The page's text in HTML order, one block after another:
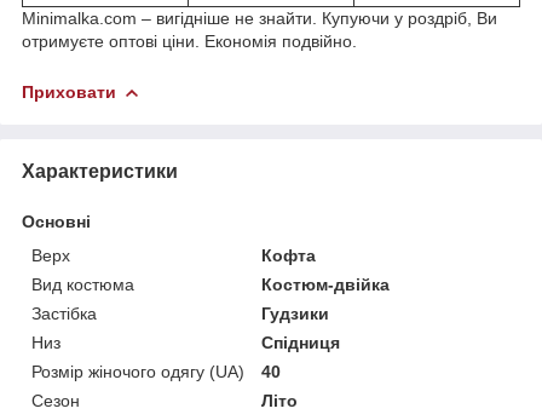
Minimalka.com – вигідніше не знайти. Купуючи у роздріб, Ви
отримуєте оптові ціни. Економія подвійно.
Приховати
Характеристики
Основні
Верх
Кофта
Вид костюма
Костюм-двійка
Застібка
Гудзики
Низ
Спідниця
Розмір жіночого одягу (UA)
40
Сезон
Літо